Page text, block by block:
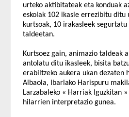
urteko aktibitateak eta konduak
eskolak 102 ikasle errezibitu ditu
kurtsoak, 10 irakasleek
taldeetan.
Kurtsoez gain, animazio taldeak
antolatu ditu ikasleek, bisita
erabiltzeko aukera ukan dezaten
Albaola, Ibarlako Harispuru
Larzabaleko « Harriak Iguzkitan
hilarrien interpretazio gunea.